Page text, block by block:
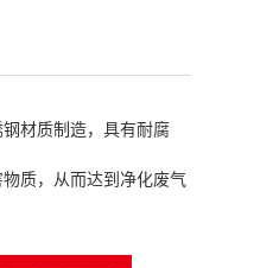
材质制造，具有耐腐
质，从而达到净化废气